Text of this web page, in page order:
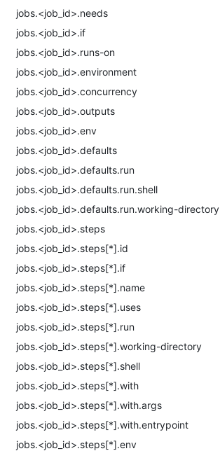
jobs.<job_id>.needs
jobs.<job_id>.if
jobs.<job_id>.runs-on
jobs.<job_id>.environment
jobs.<job_id>.concurrency
jobs.<job_id>.outputs
jobs.<job_id>.env
jobs.<job_id>.defaults
jobs.<job_id>.defaults.run
jobs.<job_id>.defaults.run.shell
jobs.<job_id>.defaults.run.working-directory
jobs.<job_id>.steps
jobs.<job_id>.steps[*].id
jobs.<job_id>.steps[*].if
jobs.<job_id>.steps[*].name
jobs.<job_id>.steps[*].uses
jobs.<job_id>.steps[*].run
jobs.<job_id>.steps[*].working-directory
jobs.<job_id>.steps[*].shell
jobs.<job_id>.steps[*].with
jobs.<job_id>.steps[*].with.args
jobs.<job_id>.steps[*].with.entrypoint
jobs.<job_id>.steps[*].env